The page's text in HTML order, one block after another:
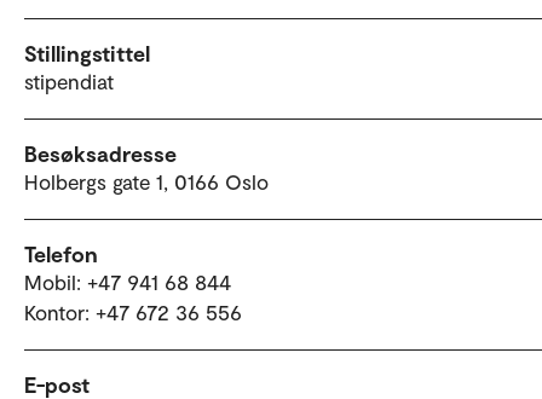
Stillingstittel
stipendiat
Besøksadresse
Holbergs gate 1, 0166 Oslo
Telefon
Mobil: +47 941 68 844
Kontor: +47 672 36 556
E-post